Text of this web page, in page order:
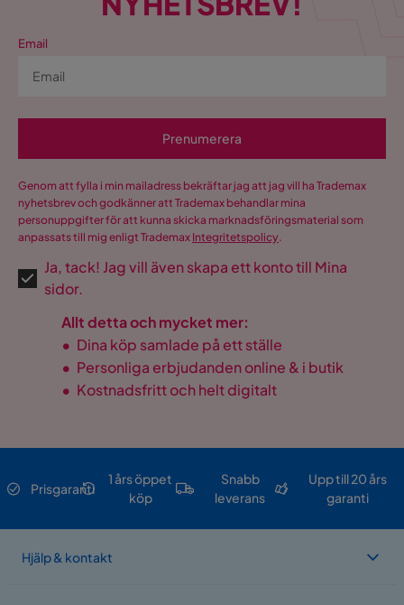
Email
Prenumerera
Genom att fylla i min mailadress bekräftar jag att jag vill ha Trademax
nyhetsbrev och godkänner att Trademax behandlar mina
personuppgifter för att kunna skicka marknadsföringsmaterial som
anpassats till mig enligt Trademax Integritetspolicy.
Ja, tack! Jag vill även skapa ett konto till Mina
sidor.
Allt detta och mycket mer:
• Dina köp samlade på ett ställe
• Personliga erbjudanden online & i butik
• Kostnadsfritt och helt digitalt
Prisgaranti
1 års öppet
köp
Snabb
leverans
Upp till 20 års
garanti
Hjälp & kontakt